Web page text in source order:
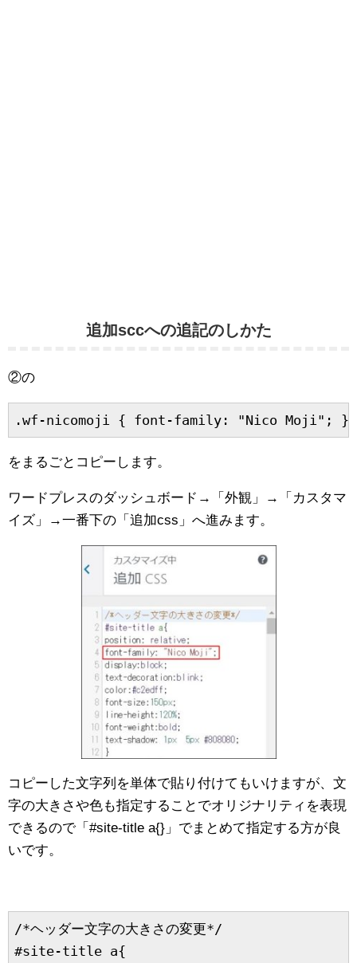
追加sccへの追記のしかた
②の
.wf-nicomoji { font-family: "Nico Moji"; }
をまるごとコピーします。
ワードプレスのダッシュボード→「外観」→「カスタマ
イズ」→一番下の「追加css」へ進みます。
コピーした文字列を単体で貼り付けてもいけますが、文
字の大きさや色も指定することでオリジナリティを表現
できるので「#site-title a{}」でまとめて指定する方が良
いです。
/*ヘッダー文字の大きさの変更*/
#site-title a{